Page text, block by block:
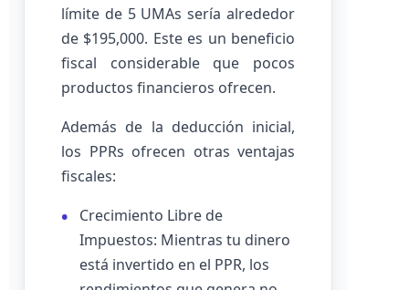
límite de 5 UMAs sería alrededor
de $195,000. Este es un beneficio
fiscal considerable que pocos
productos financieros ofrecen.
Además de la deducción inicial,
los PPRs ofrecen otras ventajas
fiscales:
Crecimiento Libre de
Impuestos: Mientras tu dinero
está invertido en el PPR, los